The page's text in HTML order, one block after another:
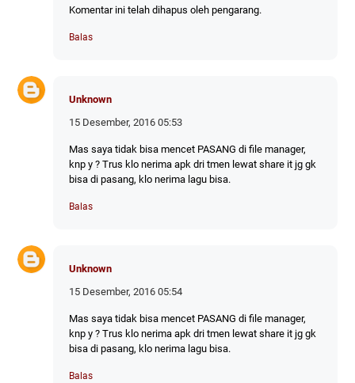
Komentar ini telah dihapus oleh pengarang.
Balas
Unknown
15 Desember, 2016 05:53
Mas saya tidak bisa mencet PASANG di file manager,
knp y ? Trus klo nerima apk dri tmen lewat share it jg gk
bisa di pasang, klo nerima lagu bisa.
Balas
Unknown
15 Desember, 2016 05:54
Mas saya tidak bisa mencet PASANG di file manager,
knp y ? Trus klo nerima apk dri tmen lewat share it jg gk
bisa di pasang, klo nerima lagu bisa.
Balas